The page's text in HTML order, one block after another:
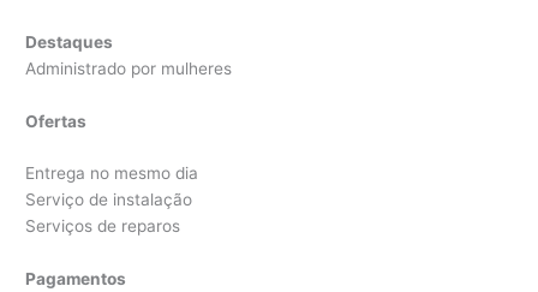
Destaques
Administrado por mulheres
Ofertas
Entrega no mesmo dia
Serviço de instalação
Serviços de reparos
Pagamentos